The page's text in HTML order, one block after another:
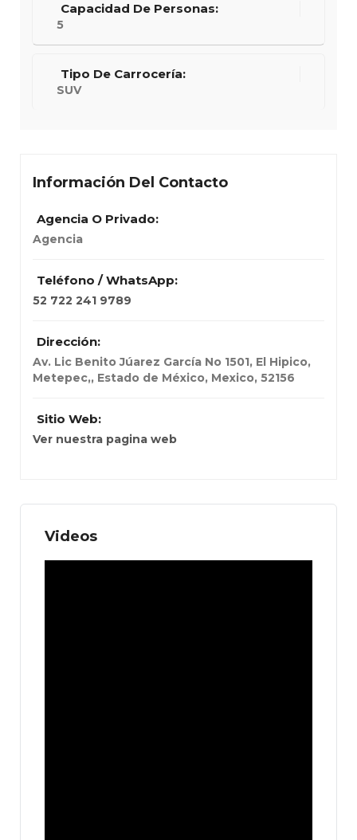
Capacidad De Personas:
5
Tipo De Carrocería:
SUV
Información Del Contacto
Agencia O Privado:
Agencia
Teléfono / WhatsApp:
52 722 241 9789
Dirección:
Av. Lic Benito Júarez García No 1501, El Hipico,
Metepec,, Estado de México, Mexico, 52156
Sitio Web:
Ver nuestra pagina web
Videos